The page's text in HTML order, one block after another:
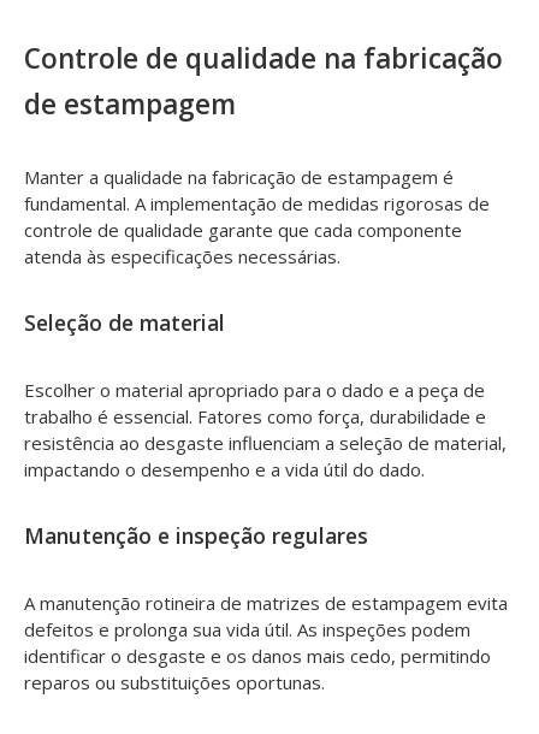
Controle de qualidade na fabricação
de estampagem
Manter a qualidade na fabricação de estampagem é
fundamental. A implementação de medidas rigorosas de
controle de qualidade garante que cada componente
atenda às especificações necessárias.
Seleção de material
Escolher o material apropriado para o dado e a peça de
trabalho é essencial. Fatores como força, durabilidade e
resistência ao desgaste influenciam a seleção de material,
impactando o desempenho e a vida útil do dado.
Manutenção e inspeção regulares
A manutenção rotineira de matrizes de estampagem evita
defeitos e prolonga sua vida útil. As inspeções podem
identificar o desgaste e os danos mais cedo, permitindo
reparos ou substituições oportunas.